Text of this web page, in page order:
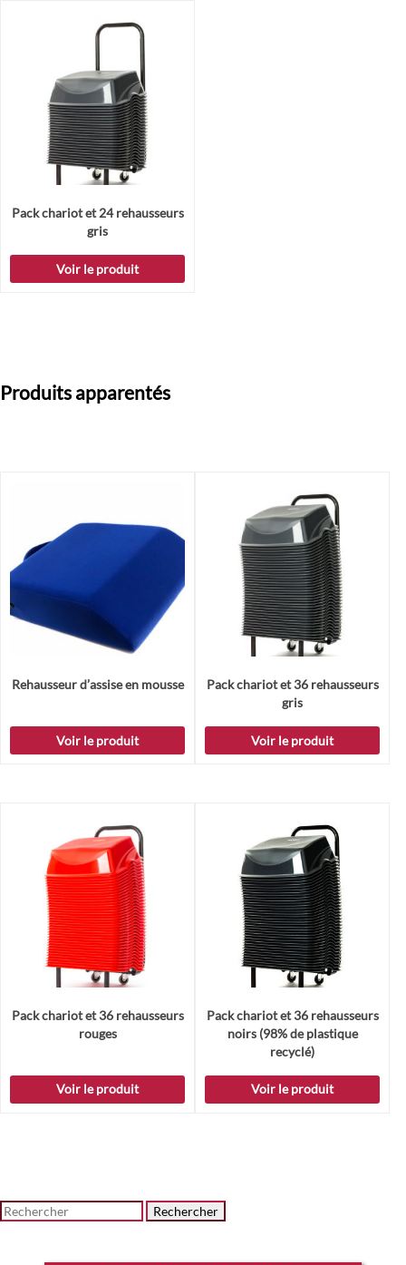
Pack chariot et 24 rehausseurs
gris
Voir le produit
Produits apparentés
Rehausseur d’assise en mousse
Voir le produit
Pack chariot et 36 rehausseurs
gris
Voir le produit
Pack chariot et 36 rehausseurs
rouges
Voir le produit
Pack chariot et 36 rehausseurs
noirs (98% de plastique
recyclé)
Voir le produit
Rechercher